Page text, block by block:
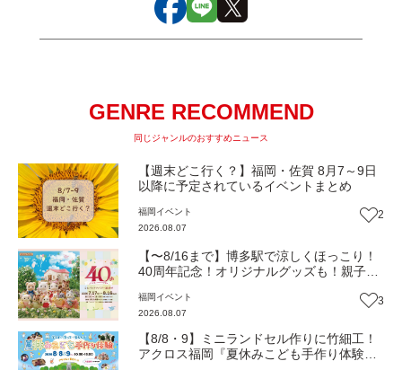
GENRE RECOMMEND
同じジャンルのおすすめニュース
【週末どこ行く？】福岡・佐賀 8月7～9日
以降に予定されているイベントまとめ
福岡 イベント
2026.08.07
2
【〜8/16まで】博多駅で涼しくほっこり！
40周年記念！オリジナルグッズも！親子揃
こう（JR九州ホール）【イベント】
福岡 イベント
2026.08.07
3
【8/8・9】ミニランドセル作りに竹細工！
アクロス福岡『夏休みこども手作り体験』